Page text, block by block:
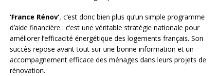
‘France Rénov’, c’est donc bien plus qu’un simple programme
d’aide financière : c’est une véritable stratégie nationale pour
améliorer l’efficacité énergétique des logements français. Son
succès repose avant tout sur une bonne information et un
accompagnement efficace des ménages dans leurs projets de
rénovation.